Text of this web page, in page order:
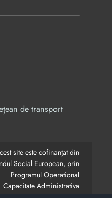
de transport
site este cofinanțat din
Social European, prin
Programul Operational
Capacitate Administrativa